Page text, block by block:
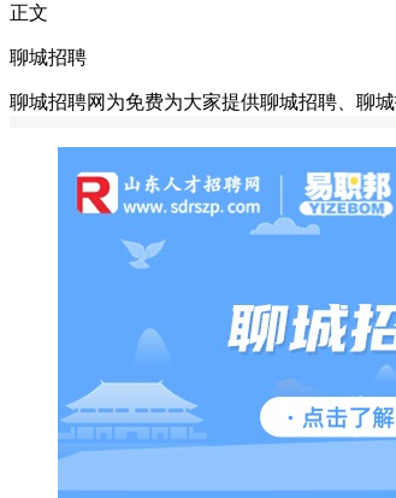
正文
聊城招聘
聊城招聘网为免费为大家提供聊城招聘、聊